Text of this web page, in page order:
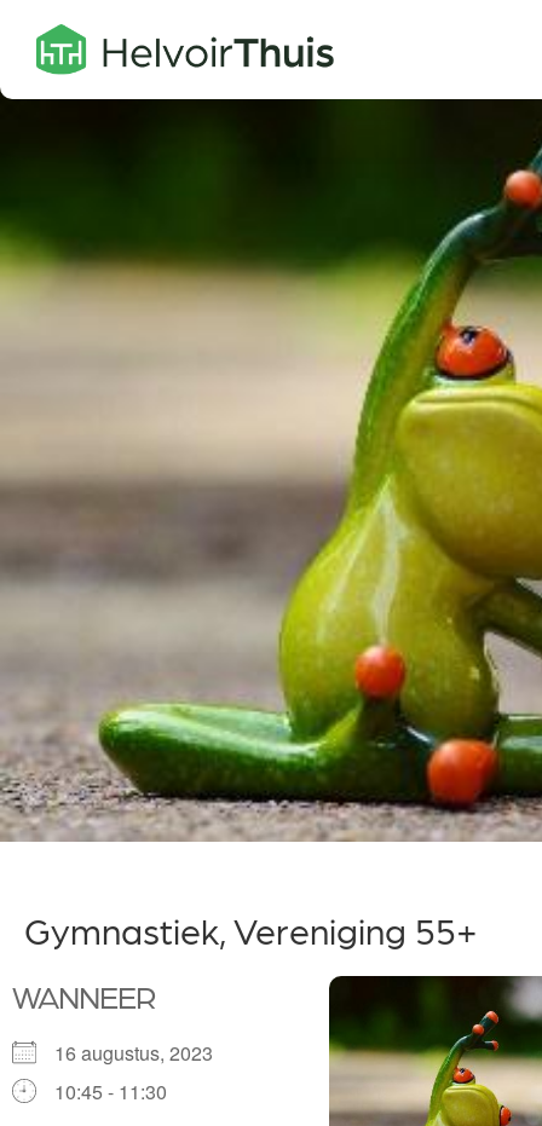
Gymnastiek, Vereniging 55+
WANNEER
16 augustus, 2023
10:45 - 11:30